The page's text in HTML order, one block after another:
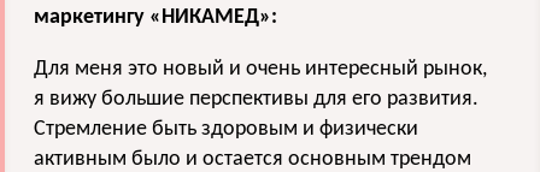
маркетингу «НИКАМЕД»:
Для меня это новый и очень интересный рынок,
я вижу большие перспективы для его развития.
Стремление быть здоровым и физически
активным было и остается основным трендом